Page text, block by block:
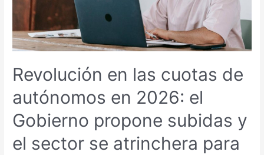
Revolución en las cuotas de
autónomos en 2026: el
Gobierno propone subidas y
el sector se atrinchera para
2026:
Gobierno
propone
y
el
sector
atrinchera
evitarlo